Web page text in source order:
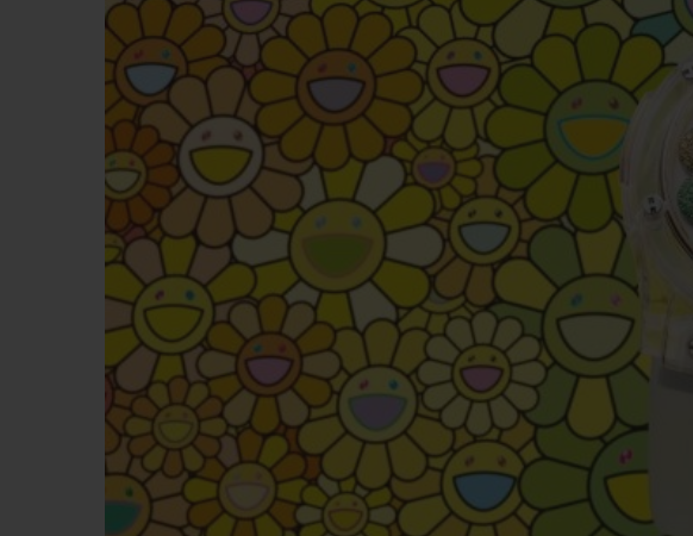
BIG BANG
SUMMER MULTI-COLORED
CERAMIC
ЭКСКЛЮЗИВНЫЕ УСЛУГИ
ГАРАНТИЯ 5+5
HUBLOTISTA И
РАСШИРЕННАЯ ГАРАНТИЯ
КОНТАКТЫ